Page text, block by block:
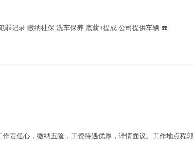
罪记录 缴纳社保 洗车保养 底薪+提成 公司提供车辆 ☎️
责任心，缴纳五险，工资待遇优厚，详情面议。工作地点程郭